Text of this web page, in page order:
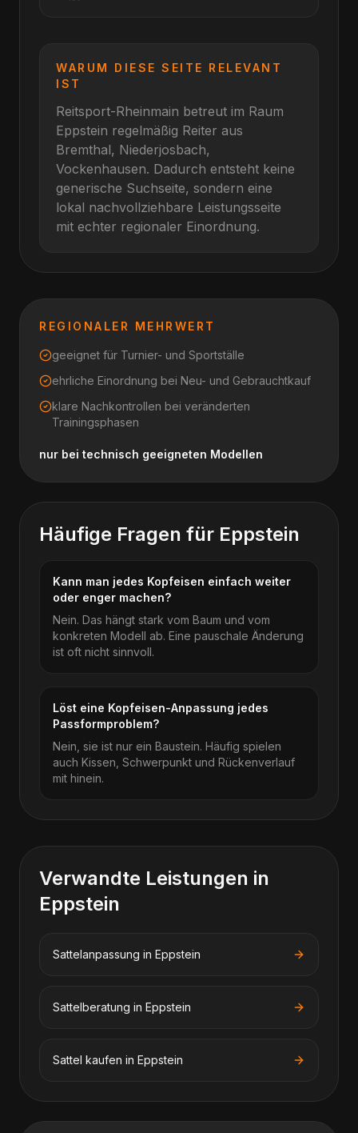
WARUM DIESE SEITE RELEVANT
IST
Reitsport-Rheinmain betreut im Raum
Eppstein regelmäßig Reiter aus
Bremthal, Niederjosbach,
Vockenhausen. Dadurch entsteht keine
generische Suchseite, sondern eine
lokal nachvollziehbare Leistungsseite
mit echter regionaler Einordnung.
REGIONALER MEHRWERT
geeignet für Turnier- und Sportställe
ehrliche Einordnung bei Neu- und Gebrauchtkauf
klare Nachkontrollen bei veränderten
Trainingsphasen
nur bei technisch geeigneten Modellen
Häufige Fragen für Eppstein
Kann man jedes Kopfeisen einfach weiter
oder enger machen?
Nein. Das hängt stark vom Baum und vom
konkreten Modell ab. Eine pauschale Änderung
ist oft nicht sinnvoll.
Löst eine Kopfeisen-Anpassung jedes
Passformproblem?
Nein, sie ist nur ein Baustein. Häufig spielen
auch Kissen, Schwerpunkt und Rückenverlauf
mit hinein.
Verwandte Leistungen in
Eppstein
Sattelanpassung in Eppstein
Sattelberatung in Eppstein
Sattel kaufen in Eppstein